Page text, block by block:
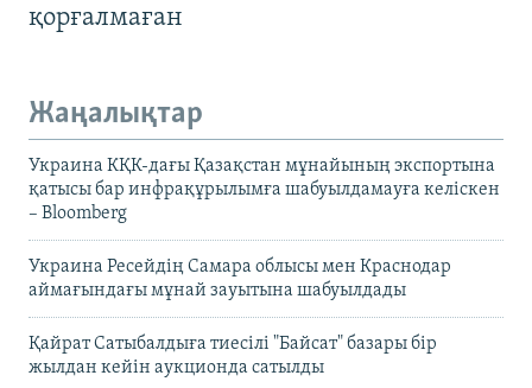
қорғалмаған
Жаңалықтар
Украина КҚК-дағы Қазақстан мұнайының экспортына
қатысы бар инфрақұрылымға шабуылдамауға келіскен
– Bloomberg
Украина Ресейдің Самара облысы мен Краснодар
аймағындағы мұнай зауытына шабуылдады
Қайрат Сатыбалдыға тиесілі "Байсат" базары бір
жылдан кейін аукционда сатылды